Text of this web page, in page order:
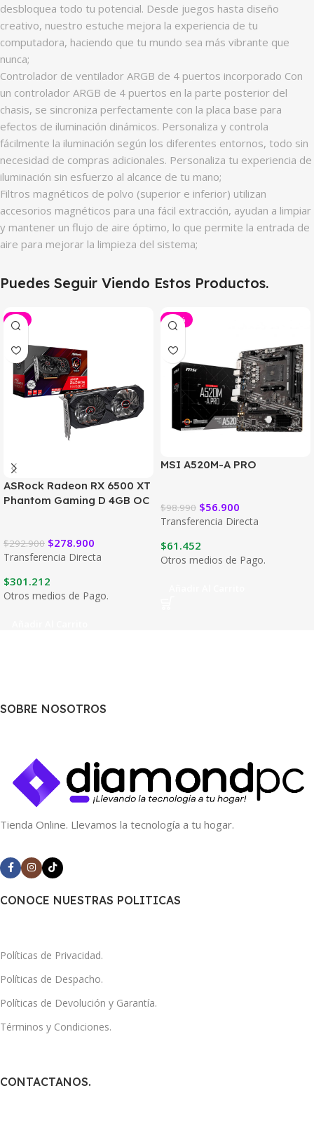
desbloquea todo tu potencial. Desde juegos hasta diseño
creativo, nuestro estuche mejora la experiencia de tu
computadora, haciendo que tu mundo sea más vibrante que
nunca;
Controlador de ventilador ARGB de 4 puertos incorporado Con
un controlador ARGB de 4 puertos en la parte posterior del
chasis, se sincroniza perfectamente con la placa base para
efectos de iluminación dinámicos. Personaliza y controla
fácilmente la iluminación según los diferentes entornos, todo sin
necesidad de compras adicionales. Personaliza tu experiencia de
iluminación sin esfuerzo al alcance de tu mano;
Filtros magnéticos de polvo (superior e inferior) utilizan
accesorios magnéticos para una fácil extracción, ayudan a limpiar
y mantener un flujo de aire óptimo, lo que permite la entrada de
aire para mejorar la limpieza del sistema;
Puedes Seguir Viendo Estos Productos.
-5%
ASRock Radeon RX 6500 XT
Phantom Gaming D 4GB OC
$292.900 $278.900
Transferencia Directa
$301.212
Otros medios de Pago.
-43%
MSI A520M-A PRO
$98.990 $56.900
Transferencia Directa
$61.452
Otros medios de Pago.
SOBRE NOSOTROS
Tienda Online. Llevamos la tecnología a tu hogar.
CONOCE NUESTRAS POLITICAS
Políticas de Privacidad.
Políticas de Despacho.
Políticas de Devolución y Garantía.
Términos y Condiciones.
CONTACTANOS.